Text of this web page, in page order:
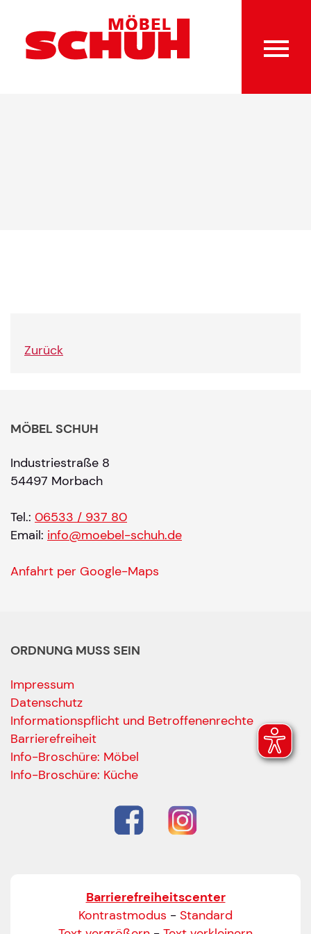
Zurück
Ihre Kontaktdaten
Alle mit Stern gekennzeichneten Felder sind
Name*
Bitte geben Sie Ihren vollständigen Namen ein.
Bitte geben Sie eine gültige E-Mail-Adresse ein.
Telefon*
MÖBEL SCHUH
Industriestraße 8
54497 Morbach
Tel.: 06533 / 937 80
Email: info@moebel-schuh.de
Anfahrt per Google-Maps
ORDNUNG MUSS SEIN
Impressum
Datenschutz
Informationspflicht und Betroffenenrechte
Barrierefreiheit
Info-Broschüre: Möbel
Info-Broschüre: Küche
Barrierefreiheitscenter
Kontrastmodus - Standard